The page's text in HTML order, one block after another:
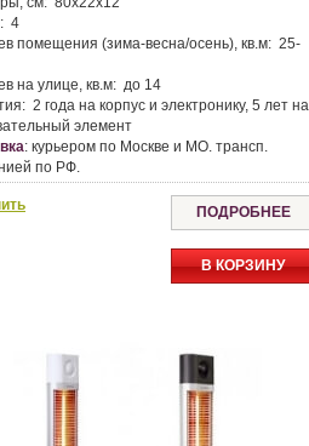
4
помещения (зима-весна/осень), кв.м: 25-
на улице, кв.м: до 14
2 года на корпус и электронику, 5 лет на
элемент
: курьером по Москве и МО. трансп.
по РФ.
ПОДРОБНЕЕ
В КОРЗИНУ